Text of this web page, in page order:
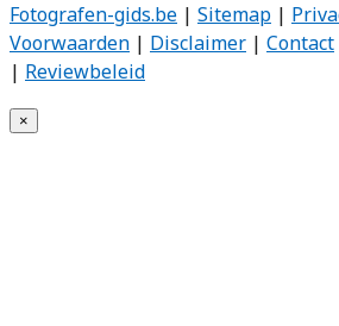
Fotografen-gids.be | Sitemap |
Voorwaarden | Disclaimer | Contact
| Reviewbeleid
×